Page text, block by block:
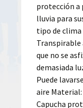
protección a
lluvia para
tipo de
Transpirable
que no se
demasiada
Puede
aire
Capucha